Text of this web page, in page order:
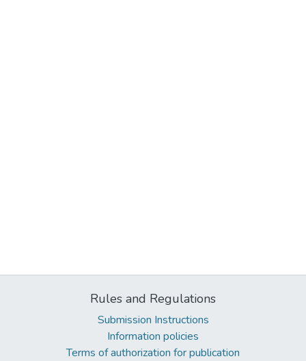
Rules and Regulations
Submission Instructions
Information policies
Terms of authorization for publication